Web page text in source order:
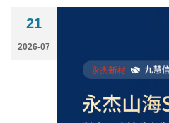
21
2026-07